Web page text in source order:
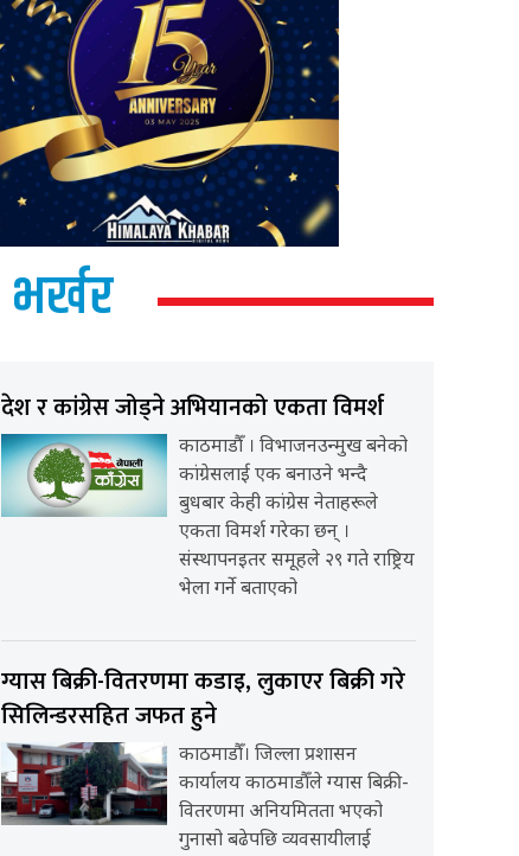
भर्खर
देश र कांग्रेस जोड्ने अभियानको एकता विमर्श
काठमाडौँ । विभाजनउन्मुख बनेको
कांग्रेसलाई एक बनाउने भन्दै
बुधबार केही कांग्रेस नेताहरूले
एकता विमर्श गरेका छन् ।
संस्थापनइतर समूहले २९ गते राष्ट्रिय
भेला गर्ने बताएको
ग्यास बिक्री-वितरणमा कडाइ, लुकाएर बिक्री गरे
सिलिन्डरसहित जफत हुने
काठमाडौँ। जिल्ला प्रशासन
कार्यालय काठमाडौँले ग्यास बिक्री-
वितरणमा अनियमितता भएको
गुनासो बढेपछि व्यवसायीलाई